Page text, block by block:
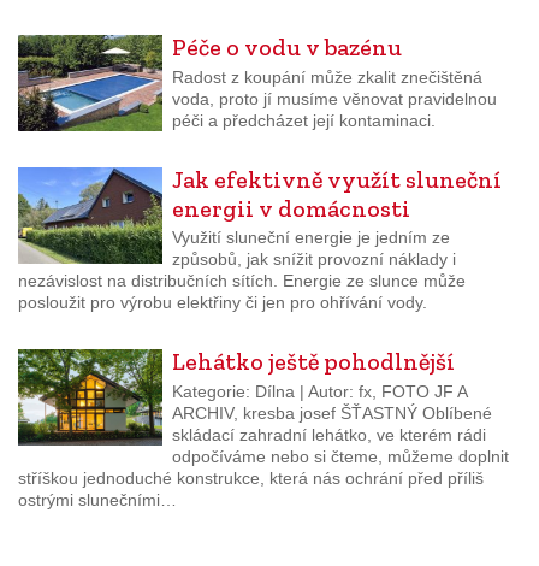
Péče o vodu v bazénu
Radost z koupání může zkalit znečištěná
voda, proto jí musíme věnovat pravidelnou
péči a předcházet její kontaminaci.
Jak efektivně využít sluneční
energii v domácnosti
Využití sluneční energie je jedním ze
způsobů, jak snížit provozní náklady i
nezávislost na distribučních sítích. Energie ze slunce může
posloužit pro výrobu elektřiny či jen pro ohřívání vody.
Lehátko ještě pohodlnější
Kategorie: Dílna | Autor: fx, FOTO JF A
ARCHIV, kresba josef ŠŤASTNÝ Oblíbené
skládací zahradní lehátko, ve kterém rádi
odpočíváme nebo si čteme, můžeme doplnit
stříškou jednoduché konstrukce, která nás ochrání před příliš
ostrými slunečními…